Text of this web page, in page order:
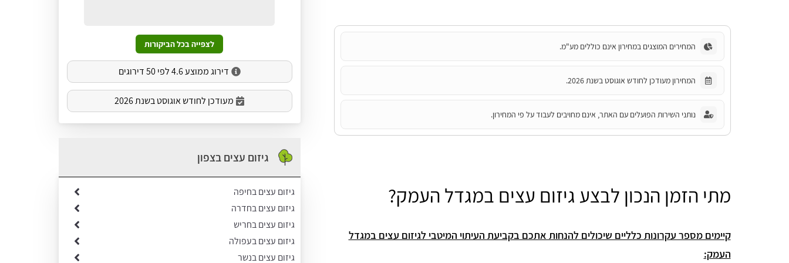
המחירים המוצגים במחירון אינם כוללים מע"מ.
המחירון מעודכן לחודש אוגוסט בשנת 2026.
נותני השירות הפועלים עם האתר, אינם מחויבים לעבוד על פי המחירון.
מתי הזמן הנכון לבצע גיזום עצים במגדל העמק?
קיימים מספר עקרונות כלליים שיכולים להנחות אתכם בקביעת העיתוי המיטבי לגיזום עצים במגדל
העמק:
לצפייה בכל הביקורות
דירוג ממוצע 4.6 לפי 50 דירוגים
מעודכן לחודש אוגוסט בשנת 2026
גיזום עצים בצפון
גיזום עצים בחיפה
גיזום עצים בחדרה
גיזום עצים בחריש
גיזום עצים בעפולה
גיזום עצים בנשר